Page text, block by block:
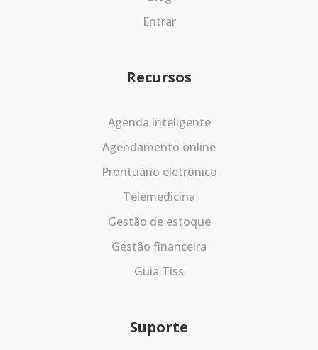
Entrar
Recursos
Agenda inteligente
Agendamento online
Prontuário eletrônico
Telemedicina
Gestão de estoque
Gestão financeira
Guia Tiss
Suporte